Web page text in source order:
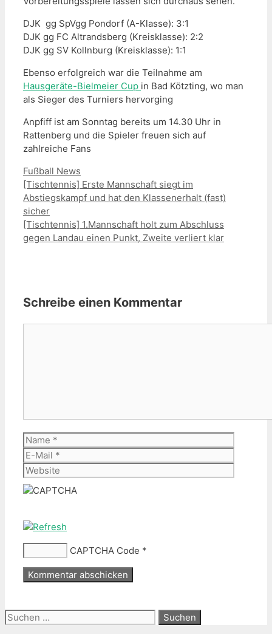
DJK gg SpVgg Pondorf (A-Klasse): 3:1
DJK gg FC Altrandsberg (Kreisklasse): 2:2
DJK gg SV Kollnburg (Kreisklasse): 1:1
Ebenso erfolgreich war die Teilnahme am
Hausgeräte-Bielmeier Cup in Bad Kötzting, wo man
als Sieger des Turniers hervorging
Anpfiff ist am Sonntag bereits um 14.30 Uhr in
Rattenberg und die Spieler freuen sich auf
zahlreiche Fans
Kategorien
Fußball News
[Tischtennis] Erste Mannschaft siegt im
Abstiegskampf und hat den Klassenerhalt (fast)
sicher
[Tischtennis] 1.Mannschaft holt zum Abschluss
gegen Landau einen Punkt, Zweite verliert klar
Schreibe einen Kommentar
Name
Mail
CAPTCHA Code *
Suche